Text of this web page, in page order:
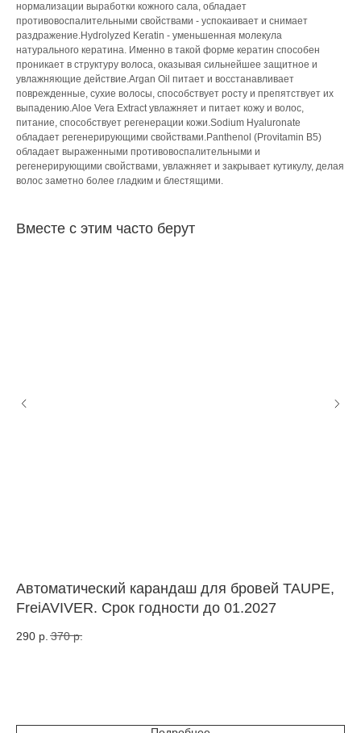
нормализации выработки кожного сала, обладает
противовоспалительными свойствами - успокаивает и снимает
раздражение.Hydrolyzed Keratin - уменьшенная молекула
натурального кератина. Именно в такой форме кератин способен
проникает в структуру волоса, оказывая сильнейшее защитное и
увлажняющие действие.Argan Oil питает и восстанавливает
поврежденные, сухие волосы, способствует росту и препятствует их
выпадению.Aloe Vera Extract увлажняет и питает кожу и волос,
питание, способствует регенерации кожи.Sodium Hyaluronate
обладает регенерирующими свойствами.Panthenol (Provitamin B5)
обладает выраженными противовоспалительными и
регенерирующими свойствами, увлажняет и закрывает кутикулу, делая
волос заметно более гладким и блестящими.
Вместе с этим часто берут
Автоматический карандаш для бровей TAUPE,
FreiAVIVER. Срок годности до 01.2027
290 р. 370 р.